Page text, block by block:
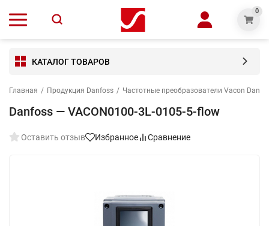
0
КАТАЛОГ ТОВАРОВ
Главная / Продукция Danfoss / Частотные преобразователи Vacon
Danfoss — VACON0100-3L-0105-5-flow
Оставить отзыв Избранное Сравнение